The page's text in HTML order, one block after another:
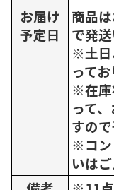
お届け
予定日
商品
で発送
※土日
ってお
※在庫
って
すの
※コン
いは